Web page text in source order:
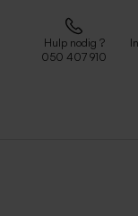
Hulp nodig ?
050 407 910